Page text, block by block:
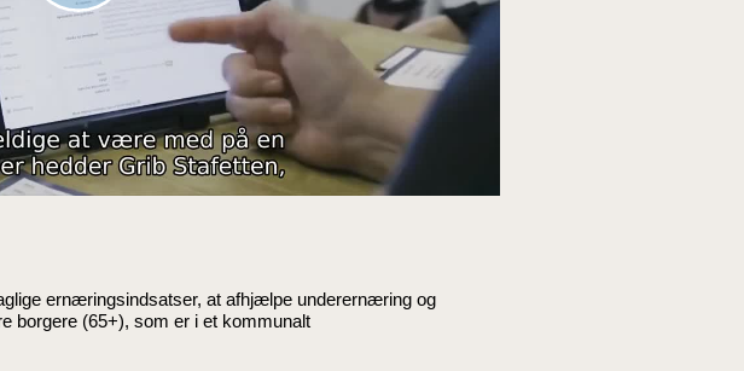
ernæringsindsatser, at afhjælpe underernæring og
borgere (65+), som er i et kommunalt